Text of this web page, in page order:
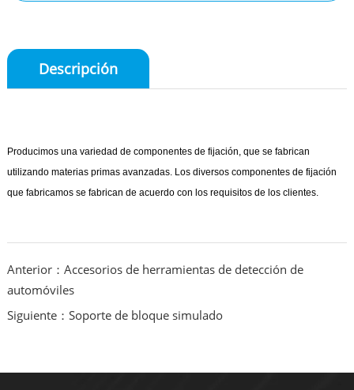
Descripción
Producimos una variedad de componentes de fijación, que se fabrican
utilizando materias primas avanzadas. Los diversos componentes de fijación
que fabricamos se fabrican de acuerdo con los requisitos de los clientes.
Anterior：Accesorios de herramientas de detección de
automóviles
Siguiente：Soporte de bloque simulado